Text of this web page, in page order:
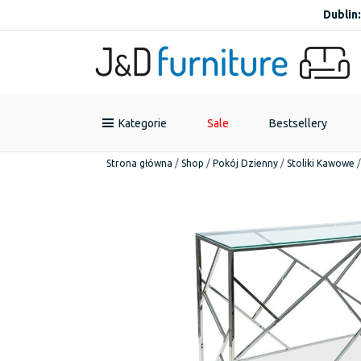
Dublin:
Kategorie Sale Bestsellery
Strona główna / Shop / Pokój Dzienny / Stoliki Kawowe